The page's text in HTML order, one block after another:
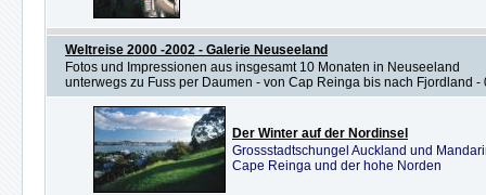
Weltreise 2000 -2002 - Galerie Neuseeland
Fotos und Impressionen aus insgesamt 10 Monaten in Neuseeland
unterwegs zu Fuss per Daumen - von Cap Reinga bis nach Fjordland
Der Winter auf der Nordinsel
Grossstadtschungel Auckland und
Cape Reinga und der hohe Norden